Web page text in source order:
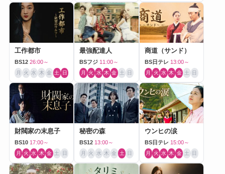
工作都市
BS12 26:00～
月 火 水 木 金 土 日
最強配達人
BSフジ 11:00～
月 火 水 木 金 土 日
商道（サンド）
BS日テレ 13:00～
月 火 水 木 金 土 日
財閥家の末息子
BS10 17:00～
月 火 水 木 金 土 日
秘密の森
BS12 13:00～
月 火 水 木 金 土 日
ウンヒの涙
BS日テレ 15:00～
月 火 水 木 金 土 日